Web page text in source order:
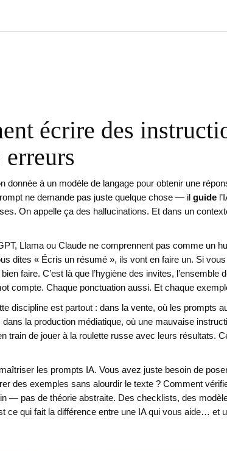
écrire des
donnée à un modèle de langage pour obtenir une
ne demande pas juste quelque chose — il guide
On appelle ça des hallucinations. Et dans un
Llama ou Claude ne comprennent pas comme un
dites « Écris un résumé », ils vont en faire un. Si
faire. C’est là que l’hygiène des invites, l’ensemble
compte. Chaque ponctuation aussi. Et chaque
discipline est partout : dans la vente, où les prompts
la production médiatique, où une mauvaise
train de jouer à la roulette russe avec leurs résultats.
les prompts IA. Vous avez juste besoin de
des exemples sans alourdir le texte ? Comment
— pas de théorie abstraite. Des checklists, des
ce qui fait la différence entre une IA qui vous aide… et